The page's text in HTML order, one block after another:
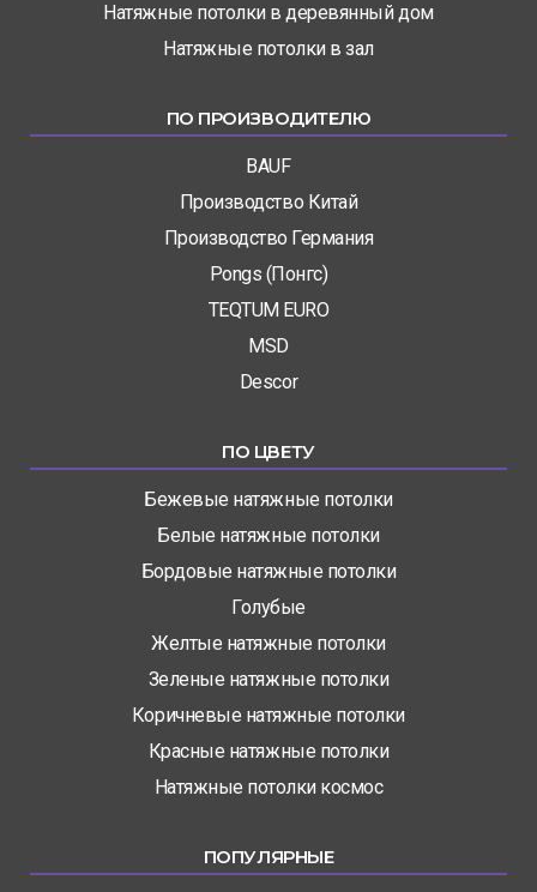
Натяжные потолки в деревянный дом
Натяжные потолки в зал
ПО ПРОИЗВОДИТЕЛЮ
BAUF
Производство Китай
Производство Германия
Pongs (Понгс)
TEQTUM EURO
MSD
Descor
ПО ЦВЕТУ
Бежевые натяжные потолки
Белые натяжные потолки
Бордовые натяжные потолки
Голубые
Желтые натяжные потолки
Зеленые натяжные потолки
Коричневые натяжные потолки
Красные натяжные потолки
Натяжные потолки космос
ПОПУЛЯРНЫЕ